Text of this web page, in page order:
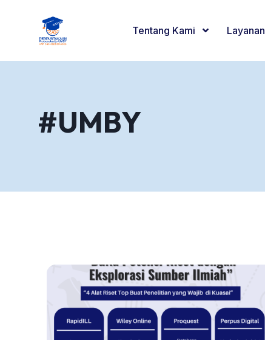
Tentang Kami Layanan
#UMBY